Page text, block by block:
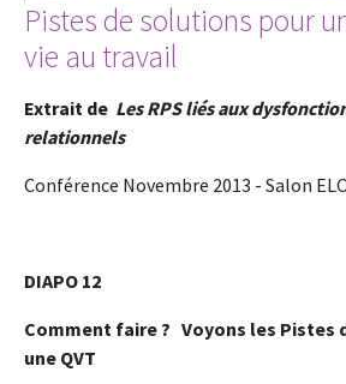
Pistes de solutions pour
vie au travail
Extrait de Les RPS liés aux
relationnels
Conférence Novembre 2013 - Salon
DIAPO 12
Comment faire ? Voyons les Pistes
une QVT